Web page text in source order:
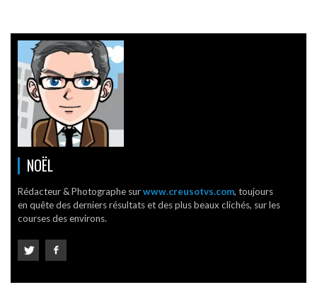
NOËL
Rédacteur & Photographe surwww.creusotvs.com, toujours
en quête des derniers résultats et des plus beaux clichés, sur les
courses des environs.